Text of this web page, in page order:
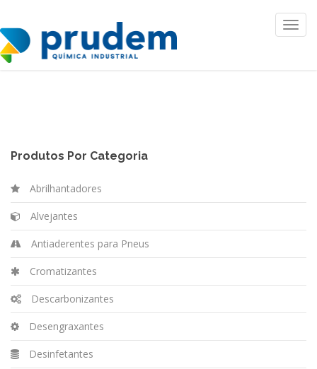
Produtos Por Categoria
Abrilhantadores
Alvejantes
Antiaderentes para Pneus
Cromatizantes
Descarbonizantes
Desengraxantes
Desinfetantes